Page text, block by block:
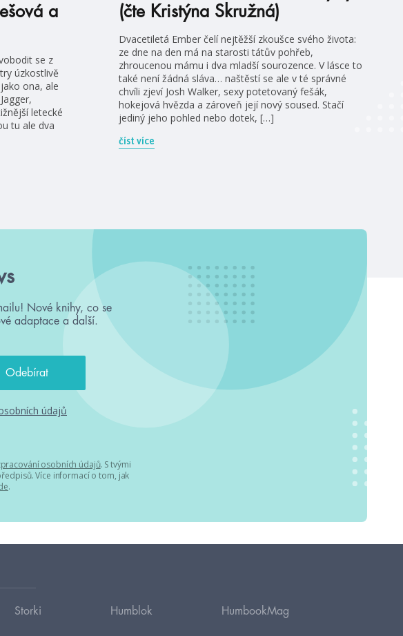
a
se z
úzkostlivě
ona, ale
letecké
tu ale dva
(čte Kristýna Skružná)
Dvacetiletá Ember čelí nejtěžší zkoušce svého života:
ze dne na den má na starosti tátův pohřeb,
zhroucenou mámu i dva mladší sourozence. V lásce to
také není žádná sláva… naštěstí se ale v té správné
chvíli zjeví Josh Walker, sexy potetovaný fešák,
hokejová hvězda a zároveň její nový soused. Stačí
jediný jeho pohled nebo dotek, […]
číst více
Nové knihy, co se
adaptace a další.
údajů
osobních údajů. S tvými
Více informací o tom, jak
.
Storki Humblok HumbookMag